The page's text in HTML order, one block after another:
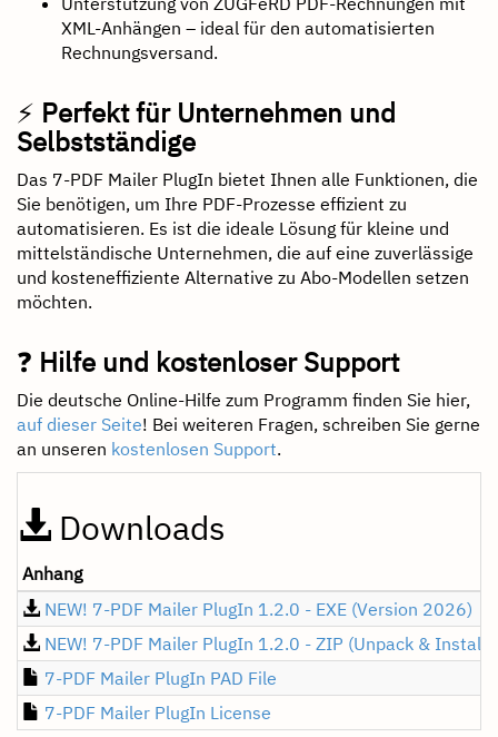
XML-Anhängen – ideal für den automatisierten
Rechnungsversand.
⚡ Perfekt für Unternehmen und
Selbstständige
Das 7-PDF Mailer PlugIn bietet Ihnen alle Funktionen, die
Sie benötigen, um Ihre PDF-Prozesse effizient zu
automatisieren. Es ist die ideale Lösung für kleine und
mittelständische Unternehmen, die auf eine zuverlässige
und kosteneffiziente Alternative zu Abo-Modellen setzen
möchten.
❓ Hilfe und kostenloser Support
Die deutsche Online-Hilfe zum Programm finden Sie hier,
auf dieser Seite! Bei weiteren Fragen, schreiben Sie gerne
an unseren kostenlosen Support.
Downloads
Anhang
NEW! 7-PDF Mailer PlugIn 1.2.0 - EXE (Version 2026)
NEW! 7-PDF Mailer PlugIn 1.2.0 - ZIP (Unpack & Install
7-PDF Mailer PlugIn PAD File
7-PDF Mailer PlugIn License